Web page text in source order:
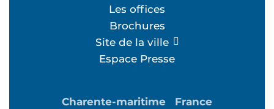
Les offices
Brochures
Site de la ville
Espace Presse
Charente-maritime France